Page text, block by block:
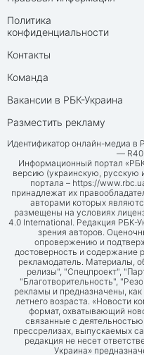
Политика
конфиденциальности
Контакты
Команда
Вакансии в РБК-Украина
Разместить рекламу
Идентификатор онлайн-медиа в
—
Информационный портал
версию (украинскую, русскую
портала – https://
принадлежат их
авторами которых
размещены на условиях
4.0 International. Редакция РБК-
зрения авторов.
опровержению и
достоверность и содержание
рекламодатель. Материалы,
релизы", "Спецпроект",
"Благотворительность",
рекламы и предназначены,
летнего возраста. «Новости
формат, охватывающий
связанные с
прессрелизах, выпускаемых
редакция не несет
Украина»